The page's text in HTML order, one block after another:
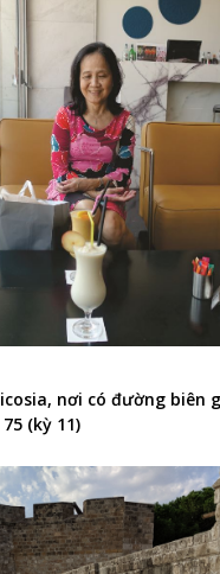
nơi có đường biên
(kỳ 11)